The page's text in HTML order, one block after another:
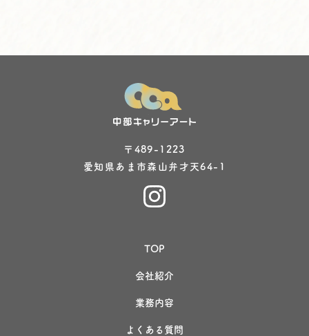
〒489-1223
愛知県あま市森山弁才天64-1
TOP
会社紹介
業務内容
よくある質問